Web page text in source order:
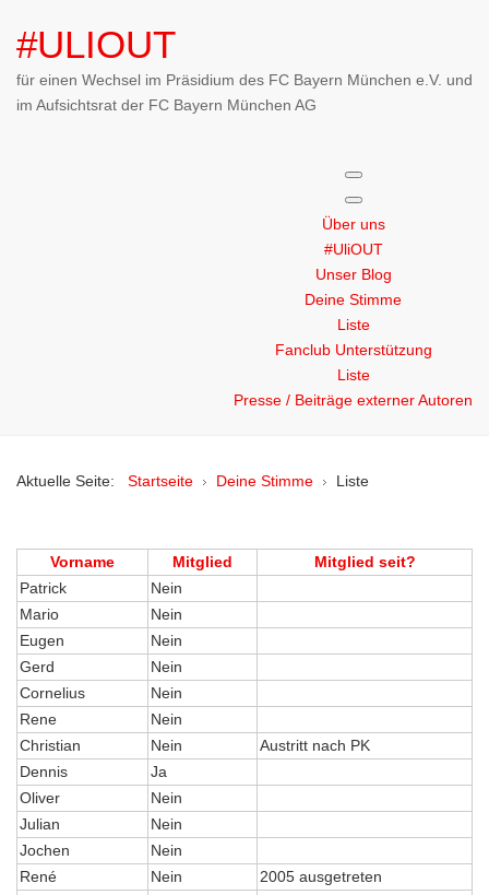
#ULIOUT
für einen Wechsel im Präsidium des FC Bayern München e.V. und
im Aufsichtsrat der FC Bayern München AG
Über uns
#UliOUT
Unser Blog
Deine Stimme
Liste
Fanclub Unterstützung
Liste
Presse / Beiträge externer Autoren
Aktuelle Seite: Startseite Deine Stimme Liste
Vorname Mitglied
Mitglied seit?
Patrick
Nein
Mario
Nein
Eugen
Nein
Gerd
Nein
Cornelius
Nein
Rene
Nein
Christian
Nein
Austritt nach PK
Dennis
Ja
Oliver
Nein
Julian
Nein
Jochen
Nein
René
Nein
2005 ausgetreten